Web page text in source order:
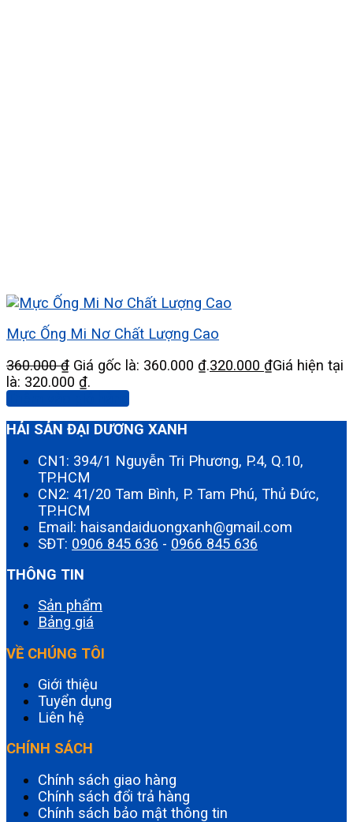
Mực Ống Mi Nơ Chất Lượng Cao
360.000₫ Giá gốc là: 360.000 ₫.320.000 ₫Giá hiện tại
là: 320.000 ₫.
Thêm vào giỏ hàng
HẢI SẢN ĐẠI DƯƠNG XANH
CN1: 394/1 Nguyễn Tri Phương, P.4, Q.10,
TP.HCM
CN2: 41/20 Tam Bình, P. Tam Phú, Thủ Đức,
TP.HCM
Email: haisandaiduongxanh@gmail.com
SĐT: 0906 845 636 - 0966 845 636
THÔNG TIN
Sản phẩm
Bảng giá
VỀ CHÚNG TÔI
Giới thiệu
Tuyển dụng
Liên hệ
CHÍNH SÁCH
Chính sách giao hàng
Chính sách đổi trả hàng
Chính sách bảo mật thông tin